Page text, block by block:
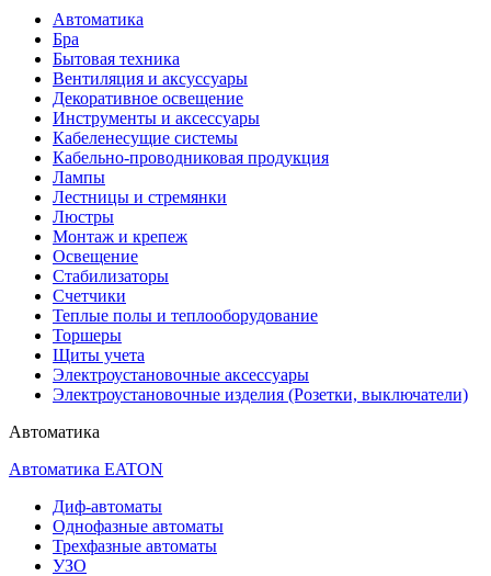
Автоматика
Бра
Бытовая техника
Вентиляция и аксуссуары
Декоративное освещение
Инструменты и аксессуары
Кабеленесущие системы
Кабельно-проводниковая продукция
Лампы
Лестницы и стремянки
Люстры
Монтаж и крепеж
Освещение
Стабилизаторы
Счетчики
Теплые полы и теплооборудование
Торшеры
Щиты учета
Электроустановочные аксессуары
Электроустановочные изделия (Розетки, выключатели)
Автоматика
Автоматика EATON
Диф-автоматы
Однофазные автоматы
Трехфазные автоматы
УЗО